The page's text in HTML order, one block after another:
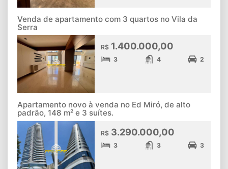
Venda de apartamento com 3 quartos no Vila da
Serra
R$ 1.400.000,00
3 4 2
Apartamento novo à venda no Ed Miró, de alto
padrão, 148 m² e 3 suítes.
R$ 3.290.000,00
3 3 3